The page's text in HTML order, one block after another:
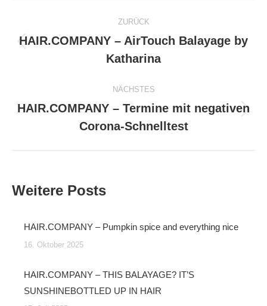
Kommentarnavigation
ZURÜCK
Beitrag:
HAIR.COMPANY – AirTouch Balayage by
Katharina
NÄCHSTES
Beitrag:
HAIR.COMPANY – Termine mit negativen
Corona-Schnelltest
Weitere Posts
HAIR.COMPANY – Pumpkin spice and everything nice
16. Oktober 2025
HAIR.COMPANY – THIS BALAYAGE? IT’S
SUNSHINEBOTTLED UP IN HAIR